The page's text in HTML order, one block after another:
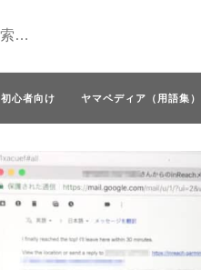
初心者向け ヤマペディア（用語集）